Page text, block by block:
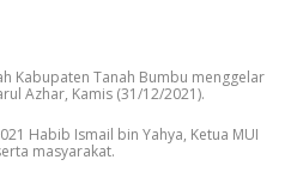
Kabupaten Tanah Bumbu menggelar
Azhar, Kamis (31/12/2021).
Habib Ismail bin Yahya, Ketua MUI
masyarakat.